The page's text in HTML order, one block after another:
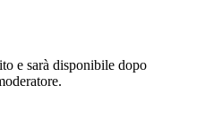
e sarà disponibile dopo